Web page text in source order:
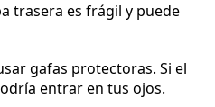
trasera es frágil y puede
gafas protectoras. Si el
entrar en tus ojos.